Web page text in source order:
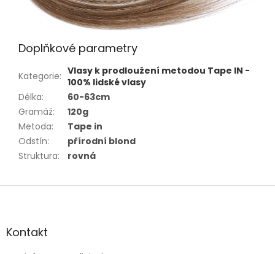
Doplňkové parametry
Kategorie: Vlasy k prodloužení metodou Tape IN -
100% lidské vlasy
Délka:
60-63cm
Gramáž:
120g
Metoda:
Tape in
Odstín:
přírodní blond
Struktura: rovná
Z
aKontakt